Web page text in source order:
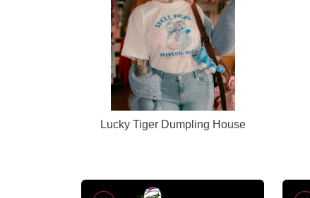
Lucky Tiger Dumpling House